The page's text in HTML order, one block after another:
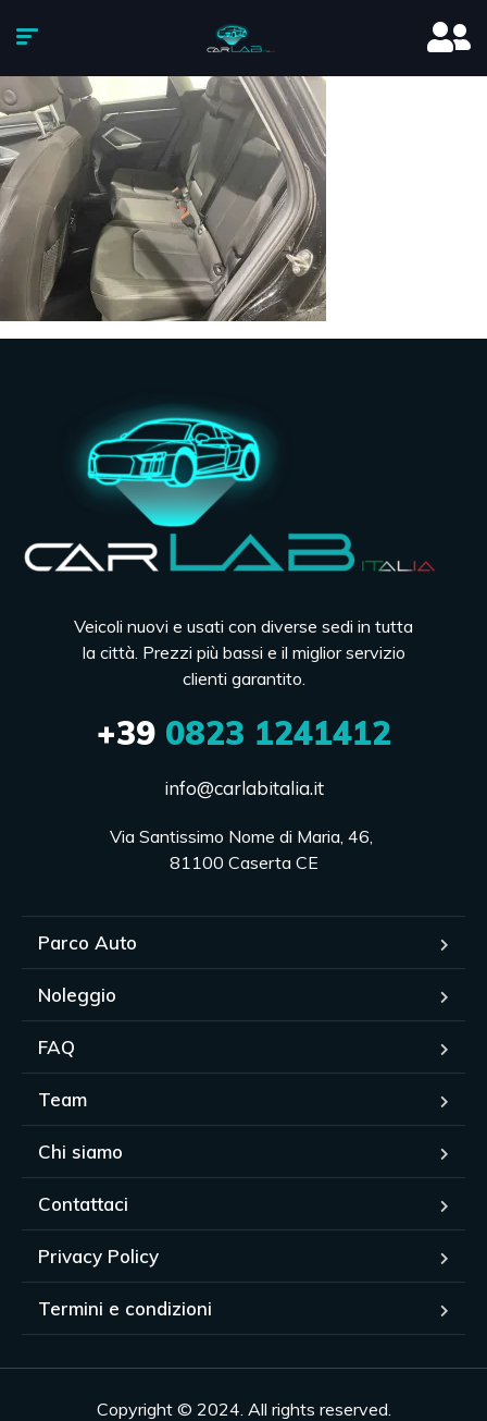
Veicoli nuovi e usati con diverse sedi in tutta
la città. Prezzi più bassi e il miglior servizio
clienti garantito.
+390823 1241412
info@carlabitalia.it
Via Santissimo Nome di Maria, 46,
81100 Caserta CE
Parco Auto
Noleggio
FAQ
Team
Chi siamo
Contattaci
Privacy Policy
Termini e condizioni
Copyright © 2024. All rights reserved.